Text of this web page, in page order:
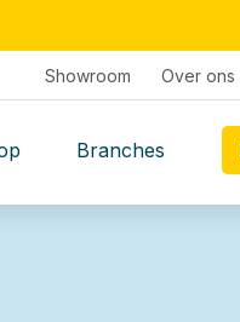
Showroom Over ons
Branches